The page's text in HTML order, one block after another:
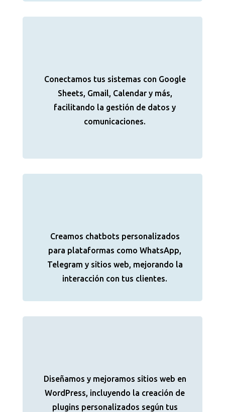
Conectamos tus sistemas con Google
Sheets, Gmail, Calendar y más,
facilitando la gestión de datos y
comunicaciones.
Creamos chatbots personalizados
para plataformas como WhatsApp,
Telegram y sitios web, mejorando la
interacción con tus clientes.
Diseñamos y mejoramos sitios web en
WordPress, incluyendo la creación de
plugins personalizados según tus